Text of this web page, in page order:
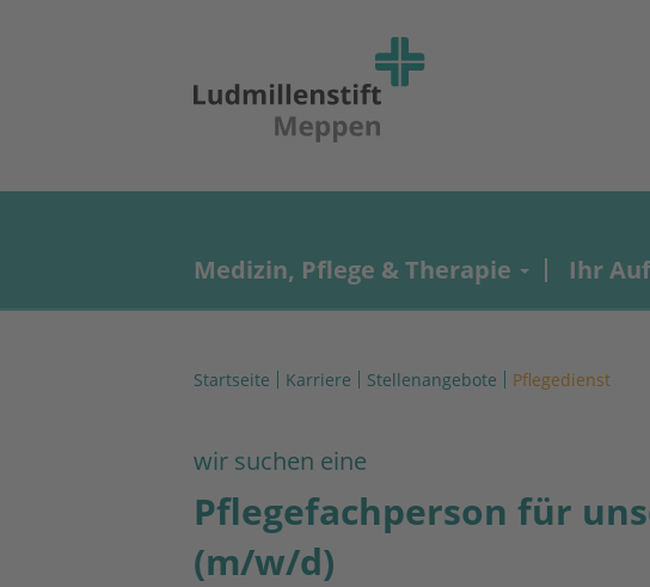
Medizin, Pflege & Therapie Ihr
Startseite Karriere Stellenangebote Pflegedienst
wir suchen eine
Pflegefachperson für
(m/w/d)